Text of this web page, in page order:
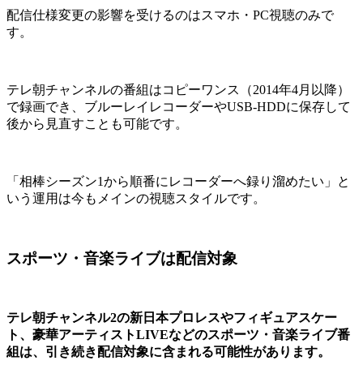
配信仕様変更の影響を受けるのはスマホ・PC視聴のみで
す。
テレ朝チャンネルの番組はコピーワンス（2014年4月以降）
で録画でき、ブルーレイレコーダーやUSB-HDDに保存して
後から見直すことも可能です。
「相棒シーズン1から順番にレコーダーへ録り溜めたい」と
いう運用は今もメインの視聴スタイルです。
スポーツ・音楽ライブは配信対象
テレ朝チャンネル2の新日本プロレスやフィギュアスケー
ト、豪華アーティストLIVEなどのスポーツ・音楽ライブ番
組は、引き続き配信対象に含まれる可能性があります。